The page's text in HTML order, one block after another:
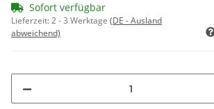
Sofort verfügbar
Lieferzeit:2 - 3 Werktage (DE - Ausland
abweichend)